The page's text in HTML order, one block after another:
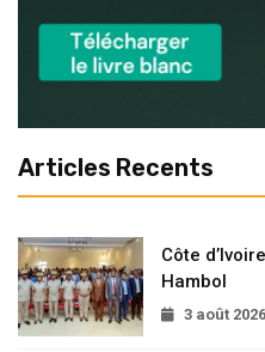
Articles Recents
Côte
Hambol
3 août 2026